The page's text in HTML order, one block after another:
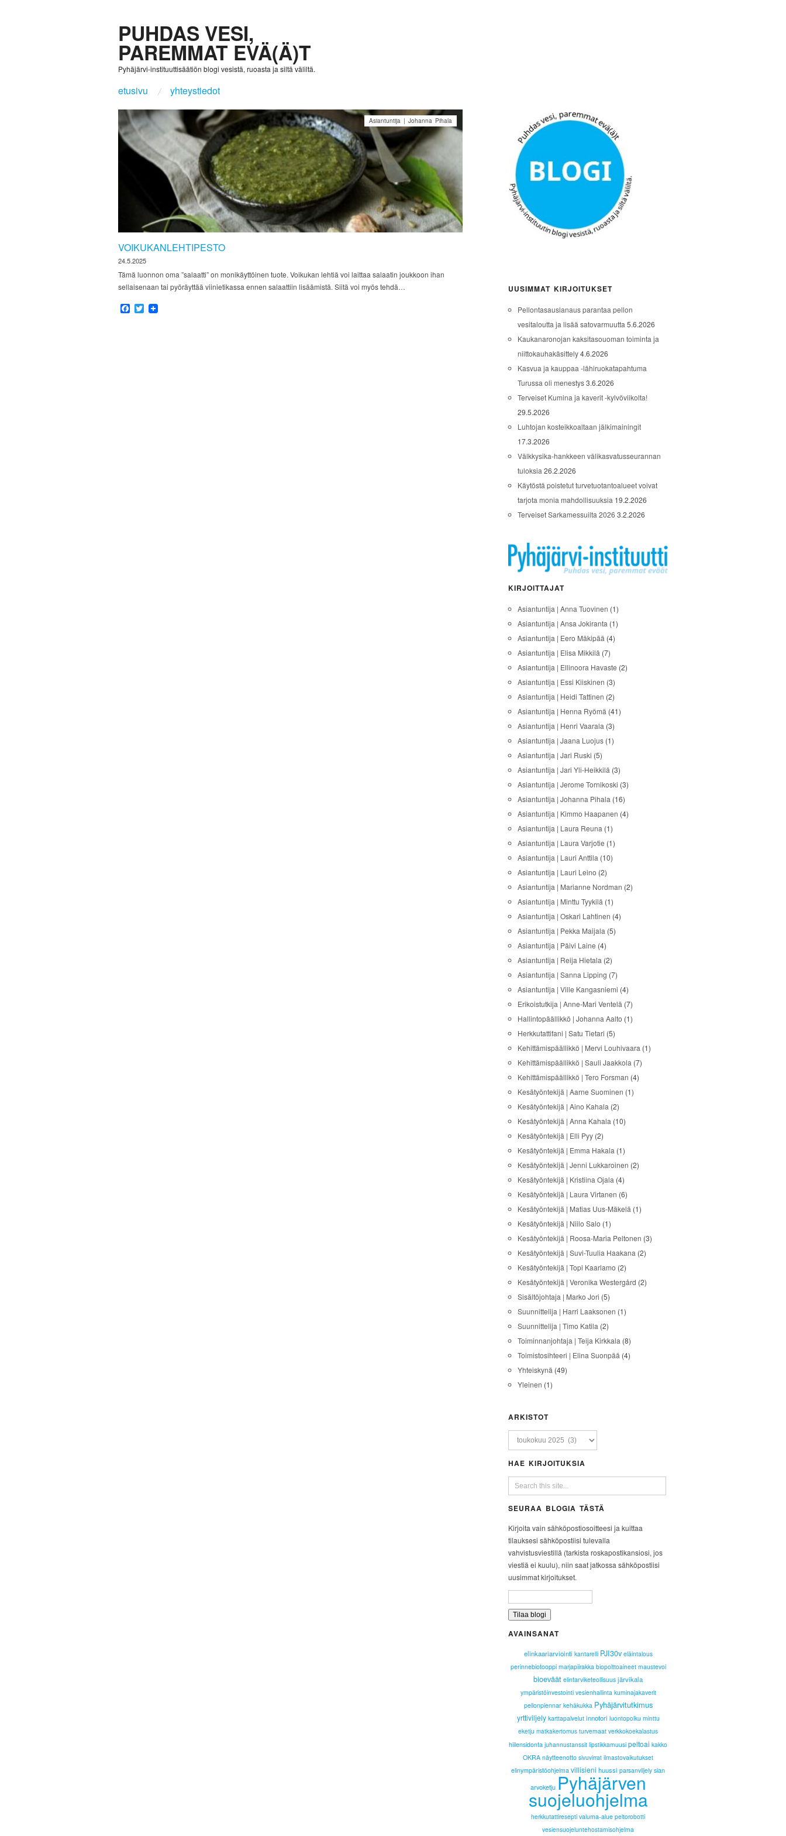
PUHDAS VESI,
PAREMMAT EVÄ(Ä)T
Pyhäjärvi-instituuttisäätiön blogi vesistä, ruoasta ja siltä väliltä.
etusivu yhteystiedot
VOIKUKANLEHTIPESTO
24.5.2025
Asiantuntija | Johanna Pihala
Tämä luonnon oma ”salaatti” on monikäyttöinen tuote. Voikukan lehtiä voi laittaa salaatin joukkoon ihan
sellaisenaan tai pyöräyttää viinietikassa ennen salaattiin lisäämistä. Siitä voi myös tehdä…
Facebook
Twitter
UUSIMMAT KIRJOITUKSET
Pellontasauslanaus parantaa pellon
vesitaloutta ja lisää satovarmuutta 5.6.2026
Kaukanaronojan kaksitasouoman toiminta ja
niittokauhakäsittely 4.6.2026
Kasvua ja kauppaa -lähiruokatapahtuma
Turussa oli menestys 3.6.2026
Terveiset Kumina ja kaverit -kylvöviikolta!
29.5.2026
Luhtojan kosteikkoaltaan jälkimainingit
17.3.2026
Välkkysika-hankkeen välikasvatusseurannan
tuloksia 26.2.2026
Käytöstä poistetut turvetuotantoalueet voivat
tarjota monia mahdollisuuksia 19.2.2026
Terveiset Sarkamessuilta 2026 3.2.2026
KIRJOITTAJAT
Asiantuntija | Anna Tuovinen (1)
Asiantuntija | Ansa Jokiranta (1)
Asiantuntija | Eero Mäkipää (4)
Asiantuntija | Elisa Mikkilä (7)
Asiantuntija | Ellinoora Havaste (2)
Asiantuntija | Essi Kiiskinen (3)
Asiantuntija | Heidi Tattinen (2)
Asiantuntija | Henna Ryömä (41)
Asiantuntija | Henri Vaarala (3)
Asiantuntija | Jaana Luojus (1)
Asiantuntija | Jari Ruski (5)
Asiantuntija | Jari Yli-Heikkilä (3)
Asiantuntija | Jerome Tornikoski (3)
Asiantuntija | Johanna Pihala (16)
Asiantuntija | Kimmo Haapanen (4)
Asiantuntija | Laura Reuna (1)
Asiantuntija | Laura Varjotie (1)
Asiantuntija | Lauri Anttila (10)
Asiantuntija | Lauri Leino (2)
Asiantuntija | Marianne Nordman (2)
Asiantuntija | Minttu Tyykilä (1)
Asiantuntija | Oskari Lahtinen (4)
Asiantuntija | Pekka Maijala (5)
Asiantuntija | Päivi Laine (4)
Asiantuntija | Reija Hietala (2)
Asiantuntija | Sanna Lipping (7)
Asiantuntija | Ville Kangasniemi (4)
Erikoistutkija | Anne-Mari Ventelä (7)
Hallintopäällikkö | Johanna Aalto (1)
Herkkutattifani | Satu Tietari (5)
Kehittämispäällikkö | Mervi Louhivaara (1)
Kehittämispäällikkö | Sauli Jaakkola (7)
Kehittämispäällikkö | Tero Forsman (4)
Kesätyöntekijä | Aarne Suominen (1)
Kesätyöntekijä | Aino Kahala (2)
Kesätyöntekijä | Anna Kahala (10)
Kesätyöntekijä | Elli Pyy (2)
Kesätyöntekijä | Emma Hakala (1)
Kesätyöntekijä | Jenni Lukkaroinen (2)
Kesätyöntekijä | Kristiina Ojala (4)
Kesätyöntekijä | Laura Virtanen (6)
Kesätyöntekijä | Matias Uus-Mäkelä (1)
Kesätyöntekijä | Niilo Salo (1)
Kesätyöntekijä | Roosa-Maria Peltonen (3)
Kesätyöntekijä | Suvi-Tuulia Haakana (2)
Kesätyöntekijä | Topi Kaarlamo (2)
Kesätyöntekijä | Veronika Westergård (2)
Sisältöjohtaja | Marko Jori (5)
Suunnittelija | Harri Laaksonen (1)
Suunnittelija | Timo Katila (2)
Toiminnanjohtaja | Teija Kirkkala (8)
Toimistosihteeri | Elina Suonpää (4)
Yhteiskynä (49)
Yleinen (1)
ARKISTOT
HAE KIRJOITUKSIA
SEURAA BLOGIA TÄSTÄ
Kirjoita vain sähköpostiosoitteesi ja kuittaa
tilauksesi sähköpostiisi tulevalla
vahvistusviestillä (tarkista roskapostikansiosi, jos
viestiä ei kuulu), niin saat jatkossa sähköpostiisi
uusimmat kirjoitukset.
AVAINSANAT
elinkaariarviointi kantarelli PJI30v eläintalous
perinnebiotooppi marjapiirakka biopolttoaineet maustevoi
bioeväät elintarviketeollisuus järvikala
ympäristöinvestointi vesienhallinta kuminajakaverit
pellonpiennar kehäkukka Pyhäjärvitutkimus
yrttiviljely karttapalvelut innotori luontopolku minttu
eketju matkakertomus turvemaat verkkokoekalastus
hiilensidonta juhannustanssit lipstikkamuusi peltoai kakko
OKRA näytteenotto sivuvirrat ilmastovaikutukset
elinympäristöohjelma villisieni huussi parsanviljely sian
arvoketju Pyhäjärven
suojeluohjelma
herkkutattiresepti valuma-alue peltorobotti
vesiensuojeluntehostamisohjelma